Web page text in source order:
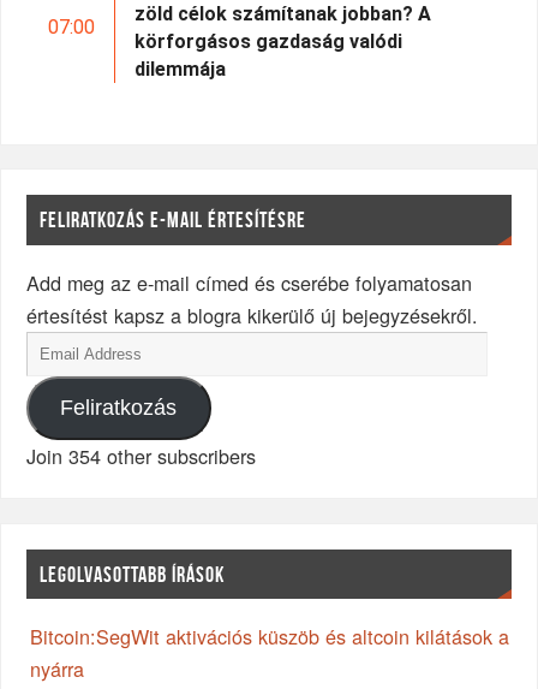
07:00
zöld célok számítanak jobban? A
körforgásos gazdaság valódi
dilemmája
FELIRATKOZÁS E-MAIL ÉRTESÍTÉSRE
Add meg az e-mail címed és cserébe folyamatosan
értesítést kapsz a blogra kikerülő új bejegyzésekről.
Feliratkozás
Join 354 other subscribers
LEGOLVASOTTABB ÍRÁSOK
Bitcoin:SegWit aktivációs küszöb és altcoin kilátások a
nyárra